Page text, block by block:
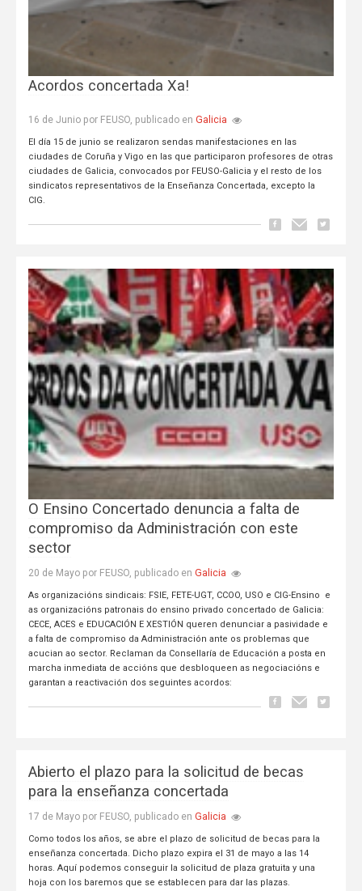
Acordos concertada Xa!
16 de Junio por FEUSO, publicado en Galicia
El día 15 de junio se realizaron sendas manifestaciones en las
ciudades de Coruña y Vigo en las que participaron profesores de otras
ciudades de Galicia, convocados por FEUSO-Galicia y el resto de los
sindicatos representativos de la Enseñanza Concertada, excepto la
CIG.
O Ensino Concertado denuncia a falta de
compromiso da Administración con este
sector
20 de Mayo por FEUSO, publicado en Galicia
As organizacións sindicais: FSIE, FETE-UGT, CCOO, USO e CIG-Ensino e
as organizacións patronais do ensino privado concertado de Galicia:
CECE, ACES e EDUCACIÓN E XESTIÓN queren denunciar a pasividade e
a falta de compromiso da Administración ante os problemas que
acucian ao sector. Reclaman da Consellaría de Educación a posta en
marcha inmediata de accións que desbloqueen as negociacións e
garantan a reactivación dos seguintes acordos:
Abierto el plazo para la solicitud de becas
para la enseñanza concertada
17 de Mayo por FEUSO, publicado en Galicia
Como todos los años, se abre el plazo de solicitud de becas para la
enseñanza concertada. Dicho plazo expira el 31 de mayo a las 14
horas. Aquí podemos conseguir la solicitud de plaza gratuita y una
hoja con los baremos que se establecen para dar las plazas.